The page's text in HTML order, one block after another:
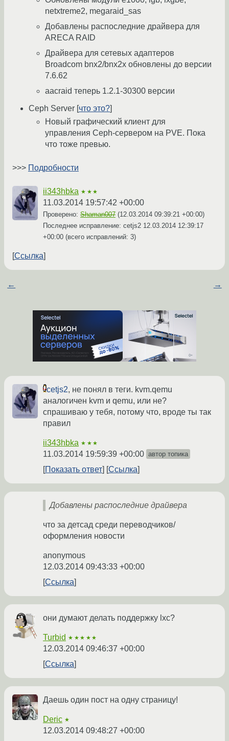
netxtreme2, megaraid_sas
Добавлены распоследние драйвера для
ARECA RAID
Драйвера для сетевых адаптеров
Broadcom bnx2/bnx2x обновлены до версии
7.6.62
aacraid теперь 1.2.1-30300 версии
Ceph Server [что это?]
Новый графический клиент для
управления Ceph-сервером на PVE. Пока
что тоже превью.
>>> Подробности
ii343hbka ★★★
11.03.2014 19:57:42 +00:00
Проверено: Shaman007 (12.03.2014 09:39:21 +00:00)
Последнее исправление: cetjs2 12.03.2014 12:39:17
+00:00 (всего исправлений: 3)
Ссылка
← →
cetjs2, не понял в теги. kvm.qemu
аналогичен kvm и qemu, или не?
спрашиваю у тебя, потому что, вроде ты так
правил
ii343hbka ★★★
11.03.2014 19:59:39 +00:00 автор топика
Показать ответ Ссылка
Добавлены распоследние драйвера
что за детсад среди переводчиков/
оформления новости
anonymous
12.03.2014 09:43:33 +00:00
Ссылка
они думают делать поддержку lxc?
Turbid ★★★★★
12.03.2014 09:46:37 +00:00
Ссылка
Даешь один пост на одну страницу!
Deric ★
12.03.2014 09:48:27 +00:00